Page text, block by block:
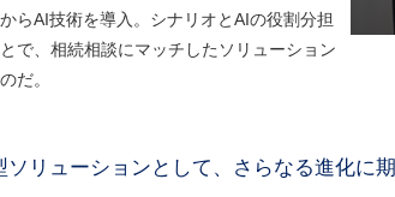
らAI技術を導入。シナリオとAIの役割分担
で、相続相談にマッチしたソリューション
だ。
ソリューションとして、さらなる進化に期